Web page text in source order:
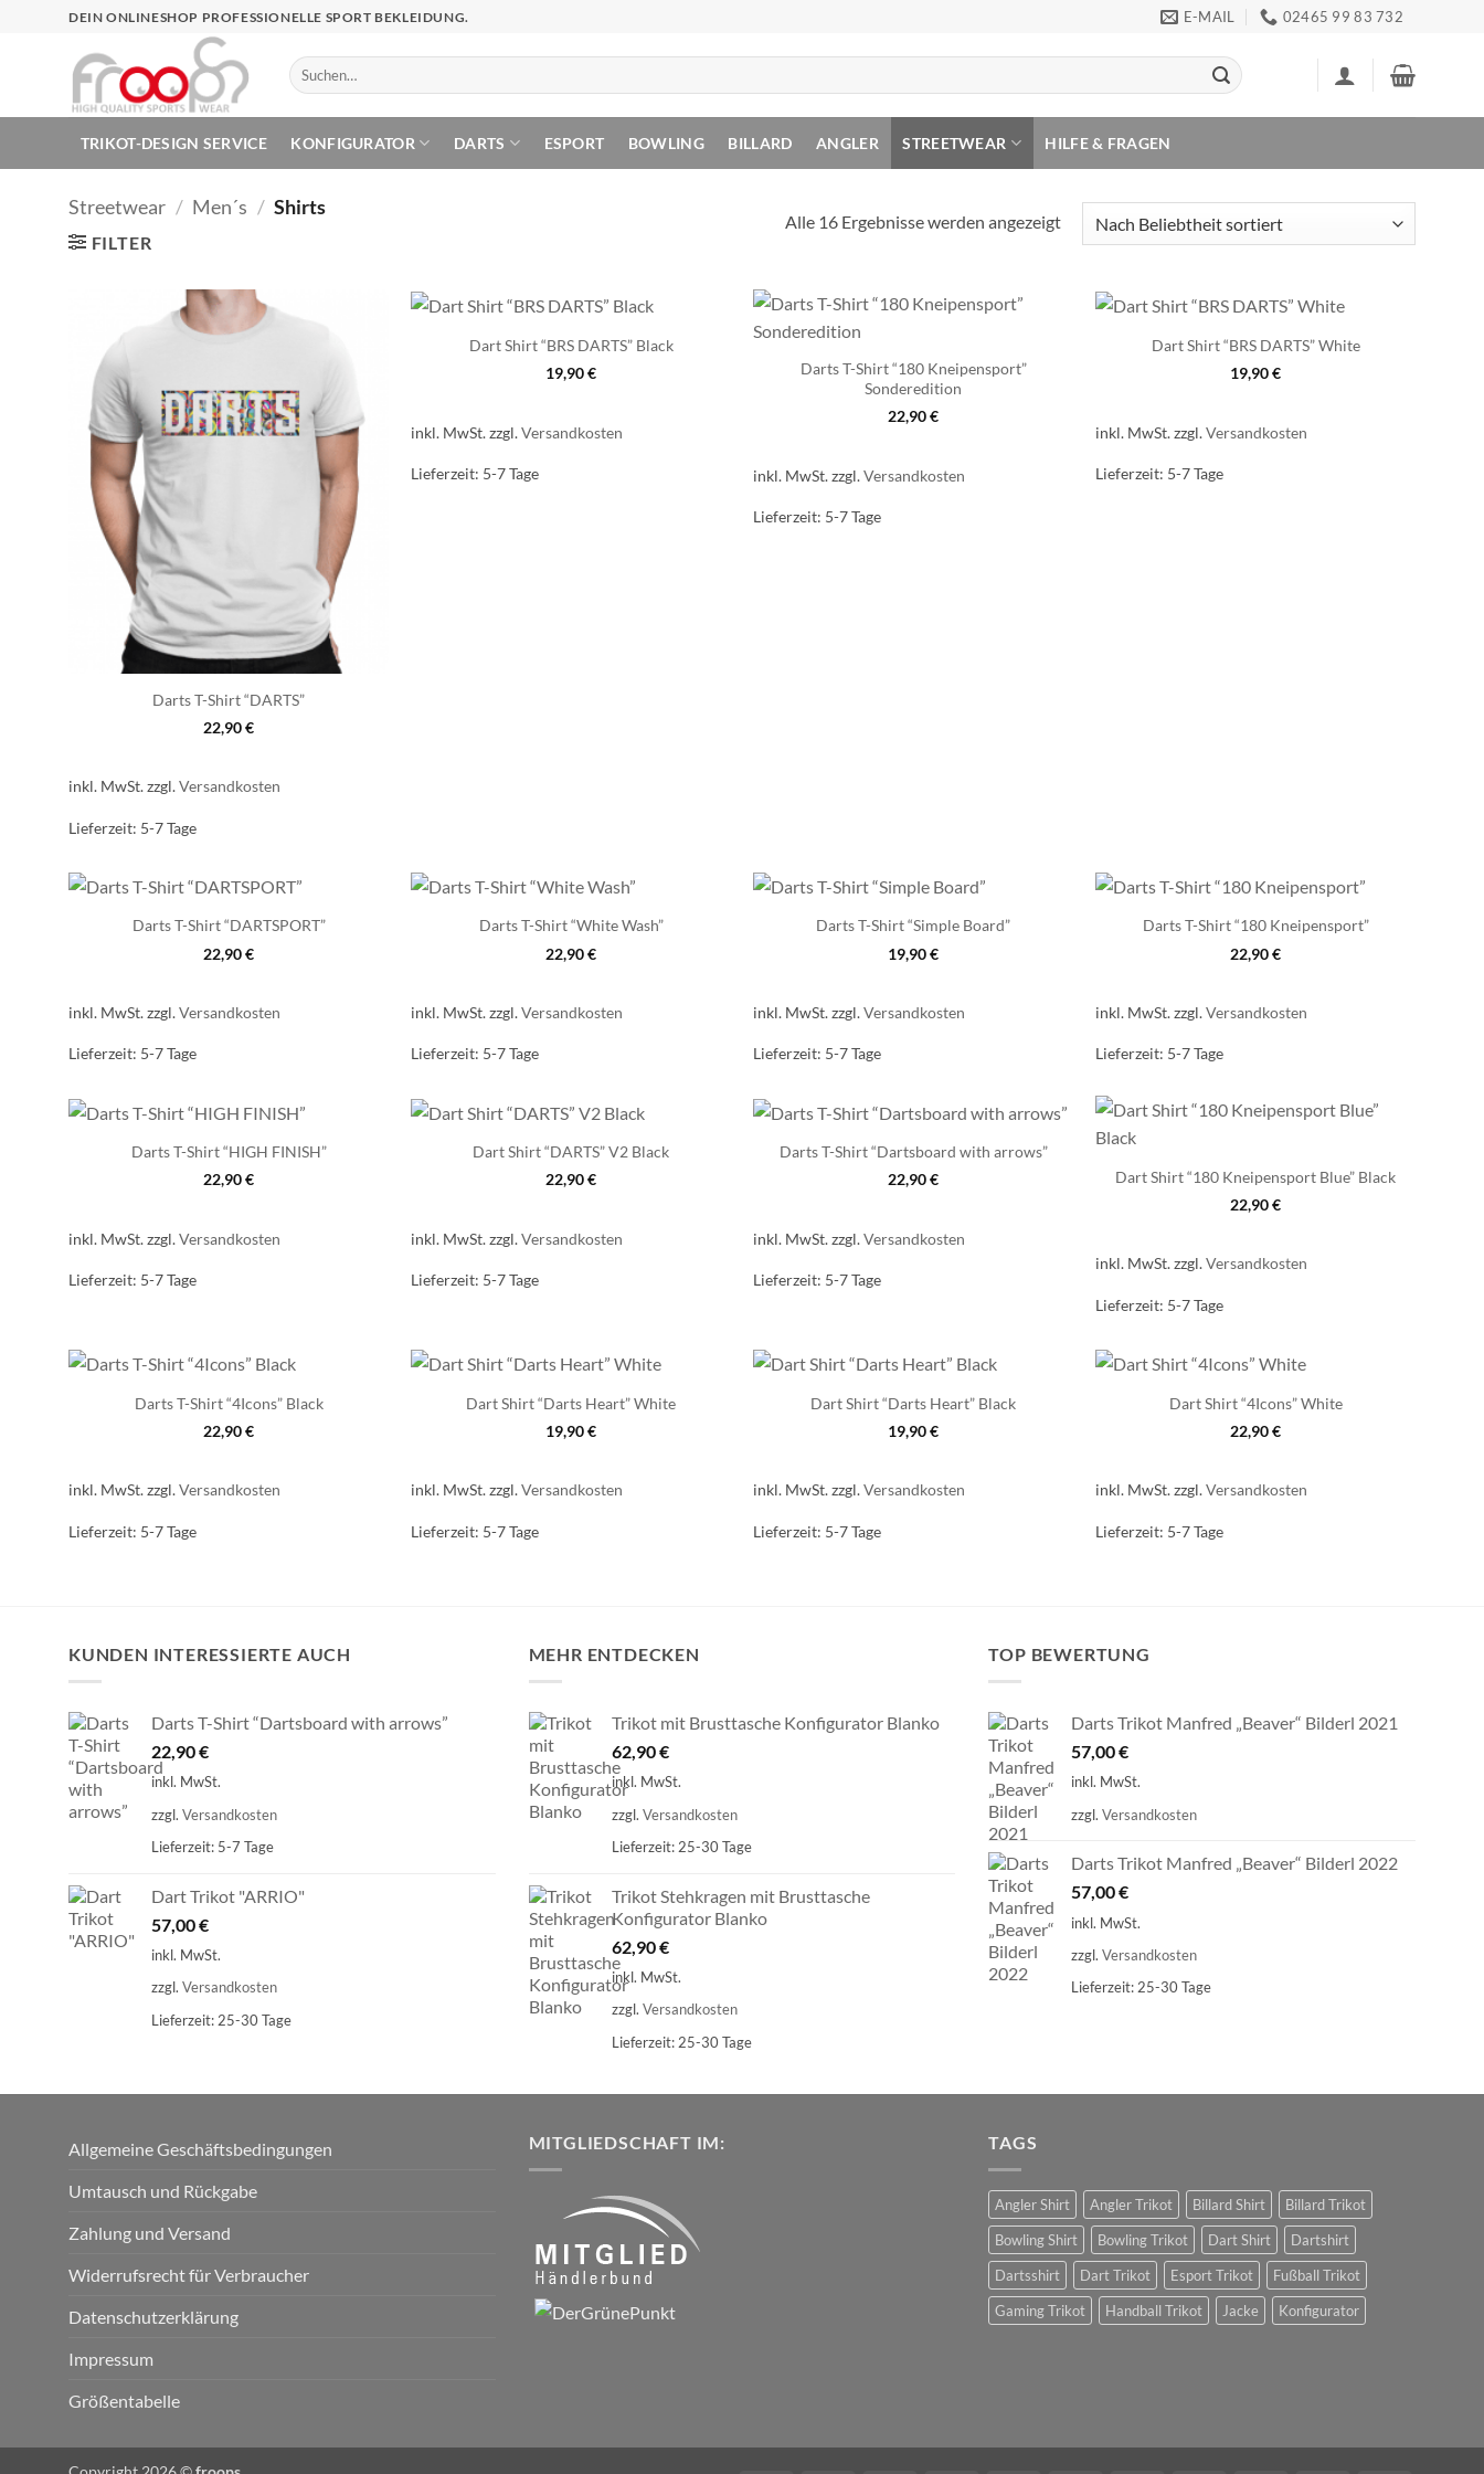
DEIN ONLINESHOP PROFESSIONELLE SPORT BEKLEIDUNG. E-MAIL 02465 99 83 732
Suchen
nach:
TRIKOT-DESIGN SERVICE KONFIGURATOR DARTS ESPORT BOWLING BILLARD ANGLER STREETWEAR HILFE & FRAGEN
Streetwear / Men´s / Shirts
FILTER
Alle 16 Ergebnisse werden angezeigtNach
Beliebtheit
Darts T-Shirt “DARTS”
22,90€
inkl. MwSt.zzgl.Versandkosten
Lieferzeit: 5-7 Tage
Dart Shirt “BRS DARTS” Black
19,90€
inkl. MwSt.zzgl.Versandkosten
Lieferzeit: 5-7 Tage
Darts T-Shirt “180 Kneipensport”
Sonderedition
22,90€
inkl. MwSt.zzgl.Versandkosten
Lieferzeit: 5-7 Tage
Dart Shirt “BRS DARTS” White
19,90€
inkl. MwSt.zzgl.Versandkosten
Lieferzeit: 5-7 Tage
Darts T-Shirt “DARTSPORT”
22,90€
inkl. MwSt.zzgl.Versandkosten
Lieferzeit: 5-7 Tage
Darts T-Shirt “White Wash”
22,90€
inkl. MwSt.zzgl.Versandkosten
Lieferzeit: 5-7 Tage
Darts T-Shirt “Simple Board”
19,90€
inkl. MwSt.zzgl.Versandkosten
Lieferzeit: 5-7 Tage
Darts T-Shirt “180 Kneipensport”
22,90€
inkl. MwSt.zzgl.Versandkosten
Lieferzeit: 5-7 Tage
Darts T-Shirt “HIGH FINISH”
22,90€
inkl. MwSt.zzgl.Versandkosten
Lieferzeit: 5-7 Tage
Dart Shirt “DARTS” V2 Black
22,90€
inkl. MwSt.zzgl.Versandkosten
Lieferzeit: 5-7 Tage
Darts T-Shirt “Dartsboard with arrows”
22,90€
inkl. MwSt.zzgl.Versandkosten
Lieferzeit: 5-7 Tage
Dart Shirt “180 Kneipensport Blue” Black
22,90€
inkl. MwSt.zzgl.Versandkosten
Lieferzeit: 5-7 Tage
Darts T-Shirt “4Icons” Black
22,90€
inkl. MwSt.zzgl.Versandkosten
Lieferzeit: 5-7 Tage
Dart Shirt “Darts Heart” White
19,90€
inkl. MwSt.zzgl.Versandkosten
Lieferzeit: 5-7 Tage
Dart Shirt “Darts Heart” Black
19,90€
inkl. MwSt.zzgl.Versandkosten
Lieferzeit: 5-7 Tage
Dart Shirt “4Icons” White
22,90€
inkl. MwSt.zzgl.Versandkosten
Lieferzeit: 5-7 Tage
KUNDEN INTERESSIERTE AUCH
Darts T-Shirt “Dartsboard with arrows”
22,90€
inkl. MwSt.
zzgl. Versandkosten
Lieferzeit: 5-7 Tage
Dart Trikot "ARRIO"
57,00€
inkl. MwSt.
zzgl. Versandkosten
Lieferzeit: 25-30 Tage
MEHR ENTDECKEN
Trikot mit Brusttasche Konfigurator Blanko
62,90€
inkl. MwSt.
zzgl. Versandkosten
Lieferzeit:25-30 Tage
Trikot Stehkragen mit Brusttasche
Konfigurator Blanko
62,90€
inkl. MwSt.
zzgl. Versandkosten
Lieferzeit: 25-30 Tage
TOP BEWERTUNG
Darts Trikot Manfred „Beaver“ Bilderl 2021
57,00€
inkl. MwSt.
zzgl.Versandkosten
Darts Trikot Manfred „Beaver“ Bilderl 2022
57,00€
inkl. MwSt.
zzgl.Versandkosten
Lieferzeit:25-30 Tage
Allgemeine Geschäftsbedingungen
Umtausch und Rückgabe
Zahlung und Versand
Widerrufsrecht für Verbraucher
Datenschutzerklärung
Impressum
Größentabelle
MITGLIEDSCHAFT IM: TAGS
Angler Shirt Angler Trikot Billard Shirt
Billard Trikot
Bowling Shirt
Bowling Trikot Dart Shirt
Dartshirt
Dartsshirt
Dart Trikot Esport Trikot
Fußball Trikot
Gaming Trikot
Handball Trikot Jacke Konfigurator